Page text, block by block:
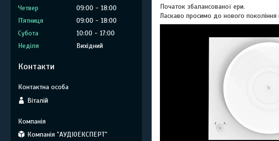
Початок збалансованої ери.
Ласкаво просимо до нового покоління
Четвер
09:00
18:00
Пʼятниця
09:00
18:00
Субота
10:00
17:00
Неділя
Вихідний
Контакти
Віталій
Компанія "АУДІОЕКСПЕРТ"